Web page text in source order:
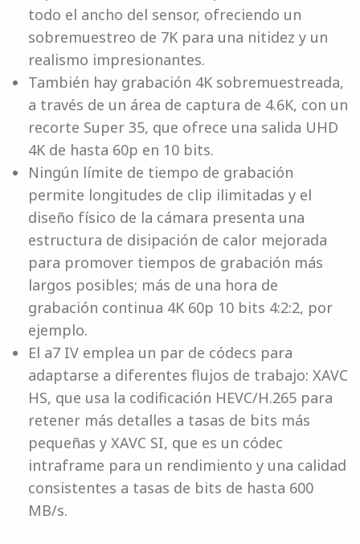
todo el ancho del sensor, ofreciendo un
sobremuestreo de 7K para una nitidez y un
realismo impresionantes.
También hay grabación 4K sobremuestreada,
a través de un área de captura de 4.6K, con un
recorte Super 35, que ofrece una salida UHD
4K de hasta 60p en 10 bits.
Ningún límite de tiempo de grabación
permite longitudes de clip ilimitadas y el
diseño físico de la cámara presenta una
estructura de disipación de calor mejorada
para promover tiempos de grabación más
largos posibles; más de una hora de
grabación continua 4K 60p 10 bits 4:2:2, por
ejemplo.
El a7 IV emplea un par de códecs para
adaptarse a diferentes flujos de trabajo: XAVC
HS, que usa la codificación HEVC/H.265 para
retener más detalles a tasas de bits más
pequeñas y XAVC SI, que es un códec
intraframe para un rendimiento y una calidad
consistentes a tasas de bits de hasta 600
MB/s.